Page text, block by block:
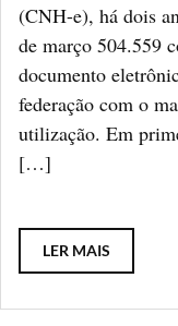
(CNH-e), há dois
de março 504.559
documento
federação com o
utilização. Em
[…]
LER MAIS